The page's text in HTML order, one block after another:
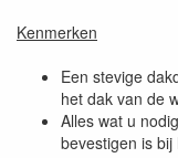
Kenmerken
Een stevige
het dak van de
Alles wat u
bevestigen is